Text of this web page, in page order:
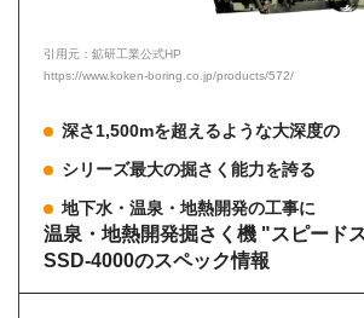
引用元：鉱研工業公式HP
https://www.koken-boring.co.jp/products/572/
深さ1,500mを超えるような大深度の
シリーズ最大の掘さく能力を誇る
地下水・温泉・地熱開発の工事に
温泉・地熱開発掘さく機 "スピード
SSD-4000のスペック情報